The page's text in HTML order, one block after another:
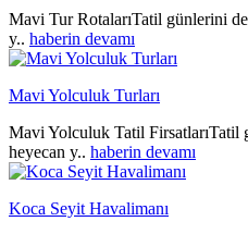
Mavi Tur RotalarıTatil günlerini
y.. haberin devamı
Mavi Yolculuk Turları
Mavi Yolculuk Tatil FirsatlarıTatil
heyecan y.. haberin devamı
Koca Seyit Havalimanı